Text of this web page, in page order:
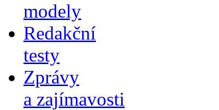
modely
Redakční
testy
Zprávy
a zajímavosti